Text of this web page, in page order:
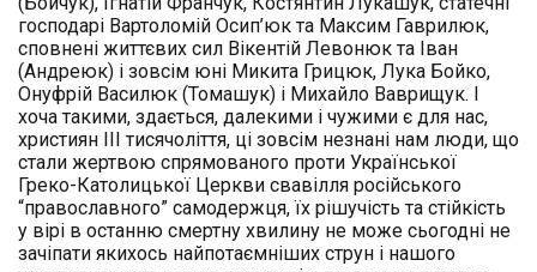
господарі Вартоломій Осип’юк та Максим Гаврилюк,
сповнені життєвих сил Вікентій Левонюк та Іван
(Андреюк) і зовсім юні Микита Грицюк, Лука Бойко,
Онуфрій Василюк (Томашук) і Михайло Ваврищук. І
хоча такими, здається, далекими і чужими є для нас,
християн III тисячоліття, ці зовсім незнані нам люди, що
стали жертвою спрямованого проти Української
Греко-Католицької Церкви свавілля російського
“православного” самодержця, їх рішучість та стійкість
у вірі в останню смертну хвилину не може сьогодні не
зачіпати якихось найпотаємніших струн і нашого